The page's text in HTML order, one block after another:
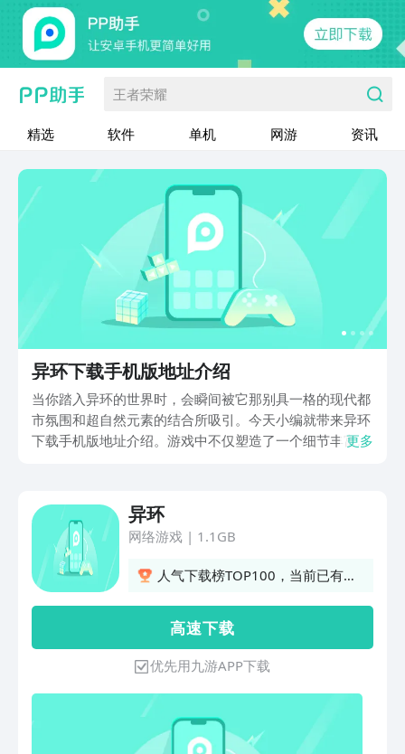
王者荣耀
精选 软件 单机 网游 资讯
异环下载手机版地址介绍
当你踏入异环的世界时，会瞬间被它那别具一格的现代都
市氛围和超自然元素的结合所吸引。今天小编就带来异环
下载手机版地址介绍。游戏中不仅塑造了一个细节丰富、
的玩法。
更多
异环
网络游戏| 1.1GB
人气下载榜TOP100，当前已有
高 速 下 载
优先用九游APP下载